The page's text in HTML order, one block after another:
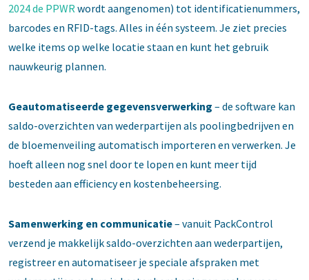
2024 de PPWR wordt aangenomen) tot identificatienummers,
barcodes en RFID-tags. Alles in één systeem. Je ziet precies
welke items op welke locatie staan en kunt het gebruik
nauwkeurig plannen.
Geautomatiseerde gegevensverwerking – de software kan
saldo-overzichten van wederpartijen als poolingbedrijven en
de bloemenveiling automatisch importeren en verwerken. Je
hoeft alleen nog snel door te lopen en kunt meer tijd
besteden aan efficiency en kostenbeheersing.
Samenwerking en communicatie– vanuit PackControl
verzend je makkelijk saldo-overzichten aan wederpartijen,
registreer en automatiseer je speciale afspraken met